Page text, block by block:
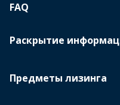
Предметы лизинга
FAQ
Раскрытие